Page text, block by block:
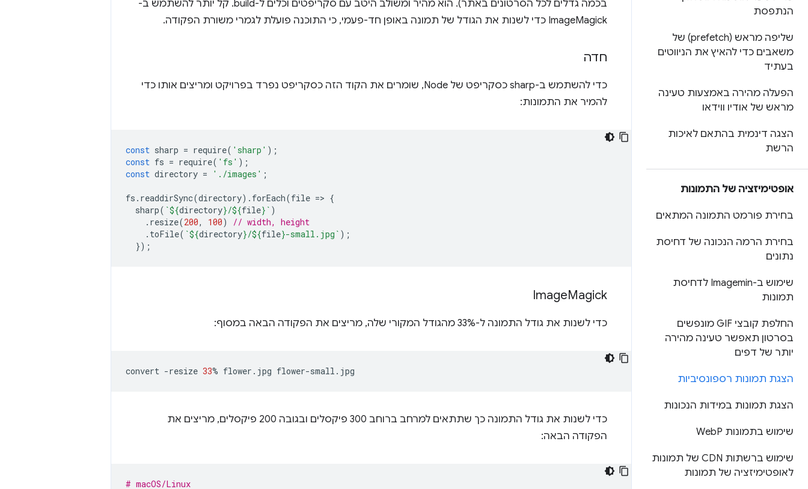
הנתפסת
שליפה מראש (prefetch) של
משאבים כדי להאיץ את הניווטים
בעתיד
הפעלה מהירה באמצעות טעינה
מראש של אודיו ווידאו
הצגה דינמית בהתאם לאיכות
הרשת
אופטימיזציה של התמונות
בחירת פורמט התמונה המתאים
בחירת הרמה הנכונה של דחיסת
נתונים
שימוש ב-Imagemin לדחיסת
תמונות
החלפת קובצי GIF מונפשים
בסרטון תאפשר טעינה מהירה
יותר של דפים
הצגת תמונות רספונסיביות
הצגת תמונות במידות הנכונות
שימוש בתמונות Web P
שימוש ברשתות CDN של תמונות
לאופטימיזציה של תמונות
בכמה גדלים לכל הסרטונים באתר). הוא מהיר ומשולב היטב עם סקריפטים וכלים ל-build. קל יותר להשתמש ב-
ImageMagick כדי לשנות את הגודל של תמונה באופן חד-פעמי, כי התוכנה פועלת לגמרי משורת הפקודה.
חדה
כדי להשתמש ב-sharp כסקריפט של Node, שומרים את הקוד הזה כסקריפט נפרד בפרויקט ומריצים אותו כדי
להמיר את התמונות:
const sharp = require( 'sharp' );
const fs = require( 'fs' );
const directory = './images' ;
fs . readdirSync(directory). forEach(file => {
sharp( `${directory}/${file} ` )
. resize(200, 100)
// width, height
. toFile( `${directory}/${file}-small.jpg` );
});
ImageMagick
כדי לשנות את גודל התמונה ל-33% מהגודל המקורי שלה, מריצים את הפקודה הבאה במסוף:
convert -resize 33% flower.jpg
כדי לשנות את גודל התמונה כך שתתאים למרחב ברוחב 300 פיקסלים ובגובה 200 פיקסלים, מריצים את
הפקודה הבאה:
# macOS/Linux